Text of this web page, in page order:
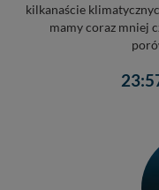
kilkanaście
mamy coraz mniej